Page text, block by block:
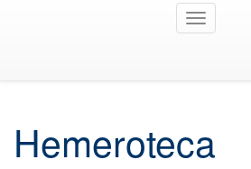
Toggle
Hemeroteca